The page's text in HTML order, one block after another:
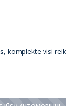
komplekte visi